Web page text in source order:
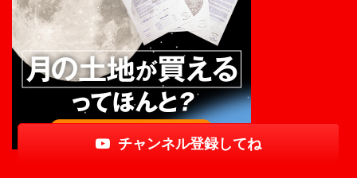
チャンネル登録してね